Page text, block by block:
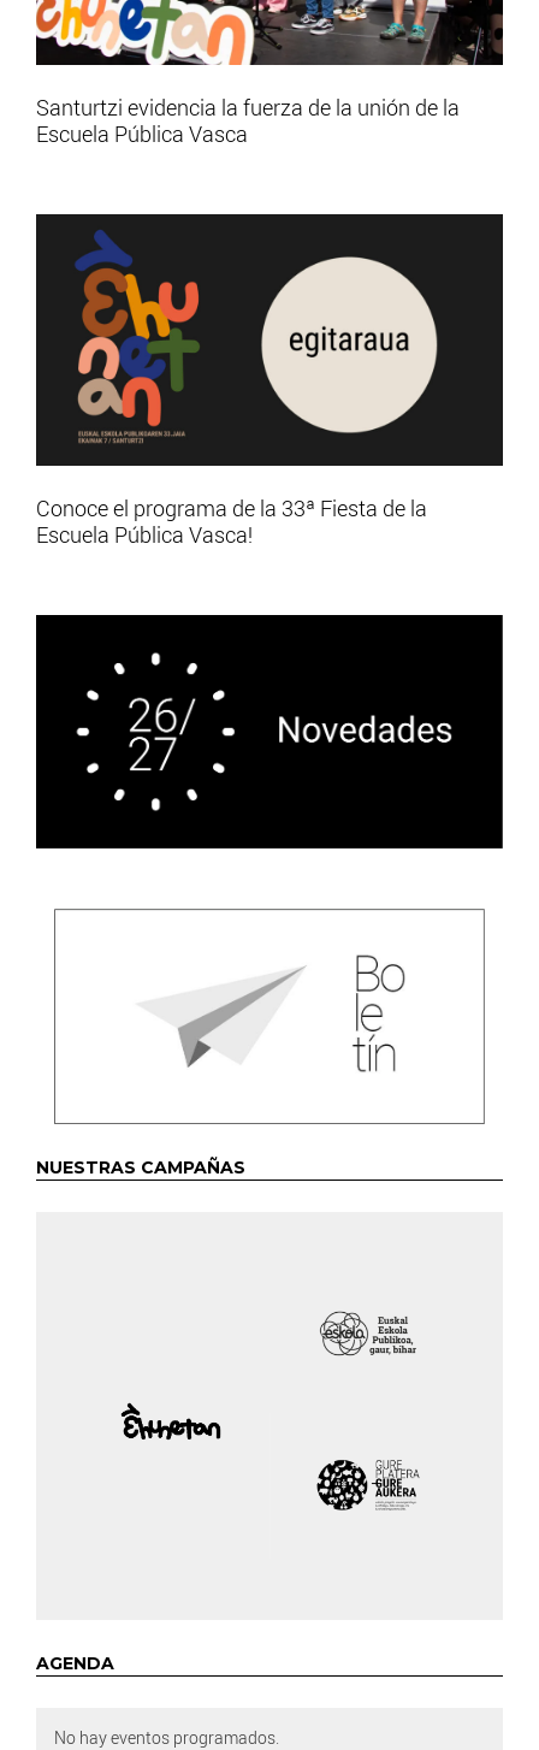
Santurtzi evidencia la fuerza de la unión de la
Escuela Pública Vasca
Conoce el programa de la 33ª Fiesta de la
Escuela Pública Vasca!
NUESTRAS CAMPAÑAS
AGENDA
No hay eventos programados.